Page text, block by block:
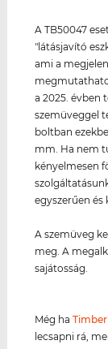
A TB50047
"látásjavító
ami a
a 2025. évben
szemüveggel
boltban
mm. Ha nem
kényelmesen
egyszerűen
A szemüveg
meg. A
sajátosság.
Még ha
lecsapni rá,